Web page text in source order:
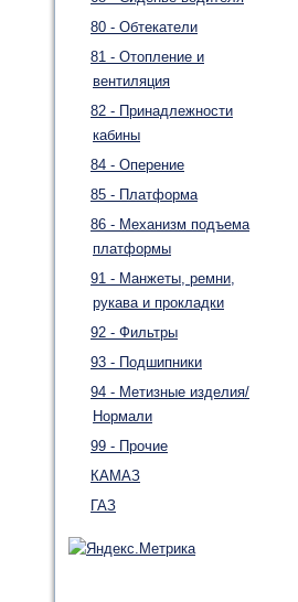
80 - Обтекатели
81 - Отопление и
вентиляция
82 - Принадлежности
кабины
84 - Оперение
85 - Платформа
86 - Механизм подъема
платформы
91 - Манжеты, ремни,
рукава и прокладки
92 - Фильтры
93 - Подшипники
94 - Метизные изделия/
Нормали
99 - Прочие
КАМАЗ
ГАЗ